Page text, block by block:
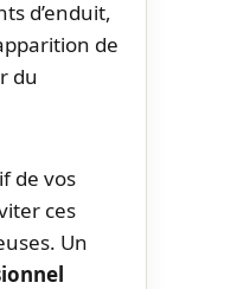
d’enduit,
de
du
de vos
ces
Un